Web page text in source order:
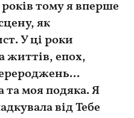
тому я вперше
як
У ці роки
життів, епох,
та моя подяка. Я
від Тебе